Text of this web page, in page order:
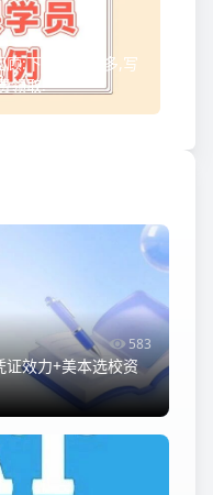
:下午场重复多,写
领取!
583
效力+美本选校资